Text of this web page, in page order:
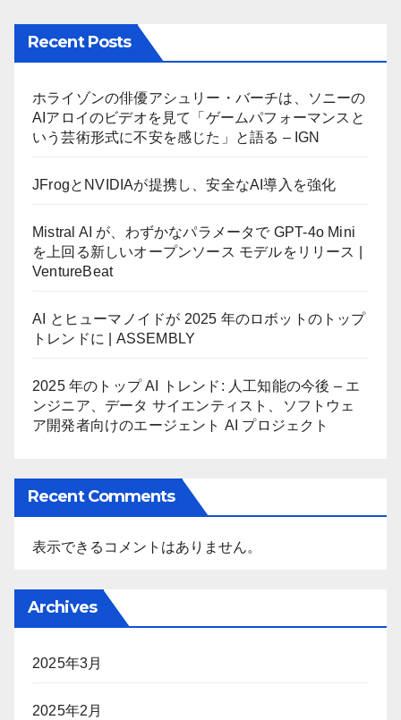
Recent Posts
ホライゾンの俳優アシュリー・バーチは、ソニーの
AIアロイのビデオを見て「ゲームパフォーマンスと
いう芸術形式に不安を感じた」と語る – IGN
JFrogとNVIDIAが提携し、安全なAI導入を強化
Mistral AI が、わずかなパラメータで GPT-4o Mini
を上回る新しいオープンソース モデルをリリース |
VentureBeat
AI とヒューマノイドが 2025 年のロボットのトップ
トレンドに | ASSEMBLY
2025 年のトップ AI トレンド: 人工知能の今後 – エ
ンジニア、データ サイエンティスト、ソフトウェ
ア開発者向けのエージェント AI プロジェクト
Recent Comments
表示できるコメントはありません。
Archives
2025年3月
2025年2月